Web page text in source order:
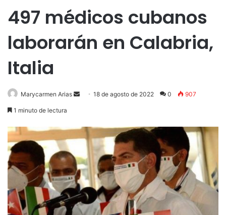
497 médicos cubanos
laborarán en Calabria,
Italia
Marycarmen Arias
Send18 de agosto de 2022 0 907
1 minuto de lectura